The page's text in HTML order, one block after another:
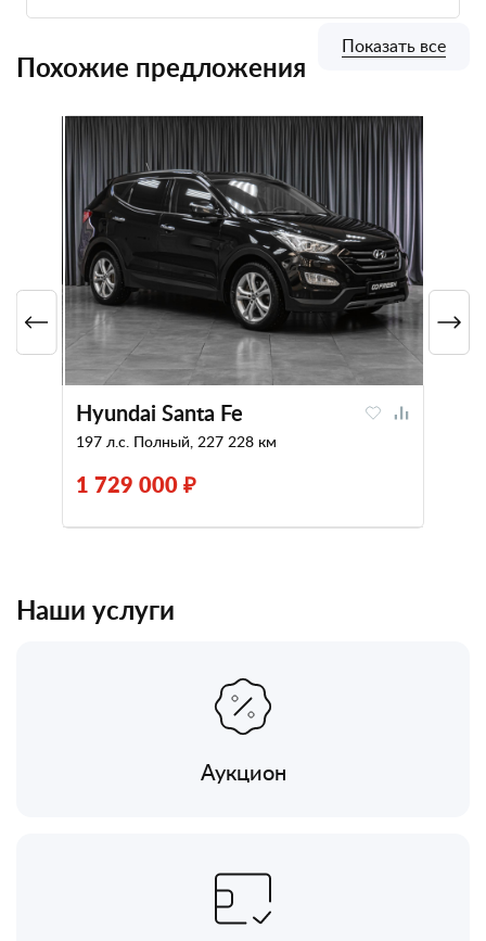
Похожие предложения
Hyundai Santa Fe
197 л.с. Полный, 227 228 км
1 729 000 ₽
Показать все
Наши услуги
Аукцион